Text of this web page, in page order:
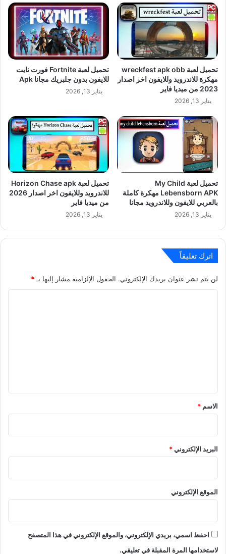
تحميل لعبة wreckfest apk obb
مهكرة للاندرويد وللايفون اخر اصدار
2023 من ميديا فاير
يناير 13, 2026
تحميل لعبة Fortnite فورت نايت
للايفون بدون جلبريك مجانا Apk
يناير 13, 2026
تحميل لعبة My Child
Lebensborn APK مهكرة كاملة
بالعربي للايفون وللاندرويد مجانا
يناير 13, 2026
تحميل لعبة Horizon Chase apk
للاندرويد وللايفون اخر اصدار 2026
من ميديا فاير
يناير 13, 2026
اترك تعليقاً
لن يتم نشر عنوان بريدك الإلكتروني. الحقول الإلزامية مشار إليها بـ *
*
الاسم *
البريد الإلكتروني*
الموقع الإلكتروني
احفظ اسمي، بريدي الإلكتروني، والموقع الإلكتروني في هذا المتصفح
لاستخدامها المرة المقبلة في تعليقي.